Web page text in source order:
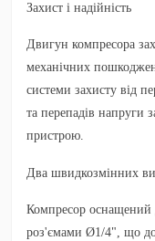
Захист і надійність
Двигун компресора
механічних
системи захисту від
та перепадів напруги
пристрою.
Два швидкозмінних
Компресор
роз'ємами Ø1/4", що